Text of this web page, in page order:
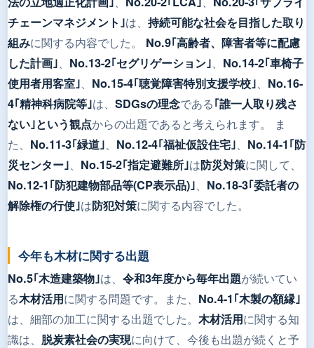
チェーンマネジメント｣は、 持続可能な社会を目指した取り
組みに関する内容でした。 No.9｢高齢者、障害者等に配慮
した計画｣
No.13-2｢セグリゲーション｣
No.14-2｢車椅子
使用者用客室｣
No.15-4｢聴覚障害特別支援学校｣
No.16-
4｢精神科病院等｣は、 SDGsの理念である｢誰一人取り残さ
ない｣という観点からの出題であると考えられます。 ま
た、 No.11-3｢緑道｣ No.12-4｢福祉仮設住宅｣
No.14-1｢防
災センター｣
No.15-2｢指定避難所｣は防災対策に関して、
No.12-1｢防犯建物部品等(CP表示品)｣
No.18-3｢委託者の
解除権の行使｣は防犯対策に関する内容でした。
今年も木材に関する出題
No.5｢木造建築物｣は、 令和3年度から毎年出題が続いてい
る木材活用に関する問題です。また、 No.4-1｢木製の額縁｣
は、細部の加工に関する出題でした。 木材活用に関する知
識は、 脱炭素社会の実現に向けて、今後も出題が続くと予